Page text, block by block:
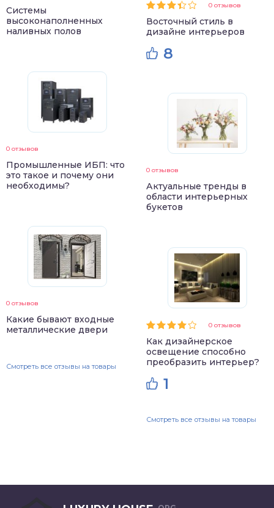
Системы
высоконаполненных
наливных полов
0 отзывов
Промышленные ИБП: что
это такое и почему они
необходимы?
0 отзывов
Какие бывают входные
металлические двери
Смотреть все отзывы на товары
0 отзывов
Восточный стиль в
дизайне интерьеров
8
0 отзывов
Актуальные тренды в
области интерьерных
букетов
0 отзывов
Как дизайнерское
освещение способно
преобразить интерьер?
1
Смотреть все отзывы на товары